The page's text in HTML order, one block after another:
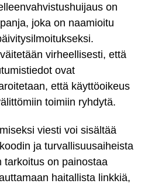
on
joka on naamioitu
virheellisesti, että
ovat
että käyttöoikeus
toimiin ryhdytä.
viesti voi sisältää
ja turvallisuusaiheista
tarkoitus on painostaa
haitallista linkkiä,